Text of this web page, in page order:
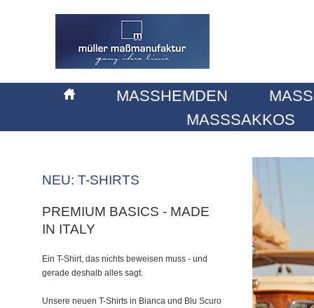
MASSHEMDEN
MASSSAKKOS
NEU: T-SHIRTS
PREMIUM BASICS - MADE
IN ITALY
Ein T-Shirt, das nichts beweisen muss - und
gerade deshalb alles sagt.
Unsere neuen T-Shirts in Bianca und Blu Scuro